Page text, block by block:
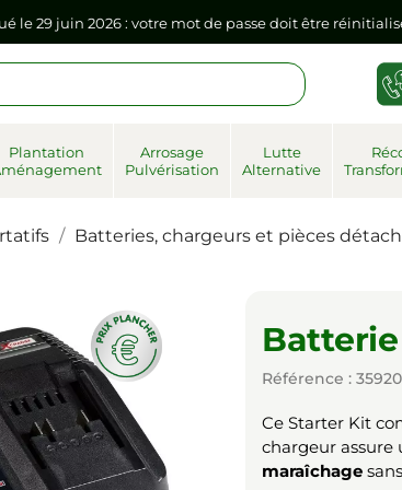
le 29 juin 2026 : votre mot de passe doit être
dans votre navigateur internet, il doit être
le 29 juin 2026 : votre mot de passe doit être
Plantation
Arrosage
Pulvérisation
Lutte
Alternative
Batteries, chargeurs et pièces
Batterie
Référence :
Ce Starter Kit
chargeur assure
maraîchage